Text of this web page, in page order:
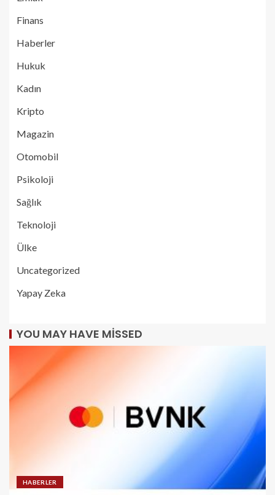
Finans
Haberler
Hukuk
Kadın
Kripto
Magazin
Otomobil
Psikoloji
Sağlık
Teknoloji
Ülke
Uncategorized
Yapay Zeka
YOU MAY HAVE MISSED
HABERLER